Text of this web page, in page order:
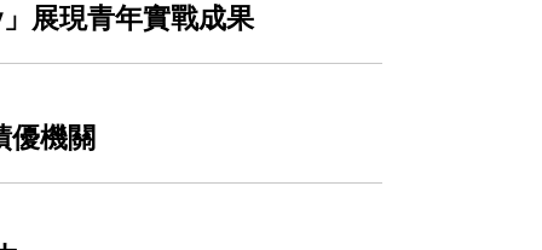
展現青年實戰成果
機關